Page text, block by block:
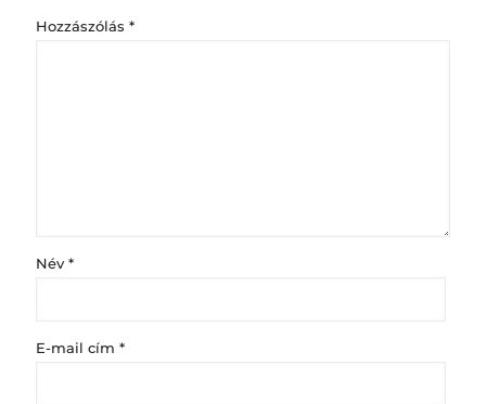
Hozzászólás *
Név *
E-mail cím *